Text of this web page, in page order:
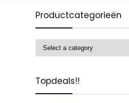
Productcategorieën
Topdeals!!